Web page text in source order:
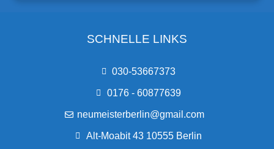
SCHNELLE LINKS
030-53667373
0176 - 60877639
neumeisterberlin@gmail.com
Alt-Moabit 43 10555 Berlin